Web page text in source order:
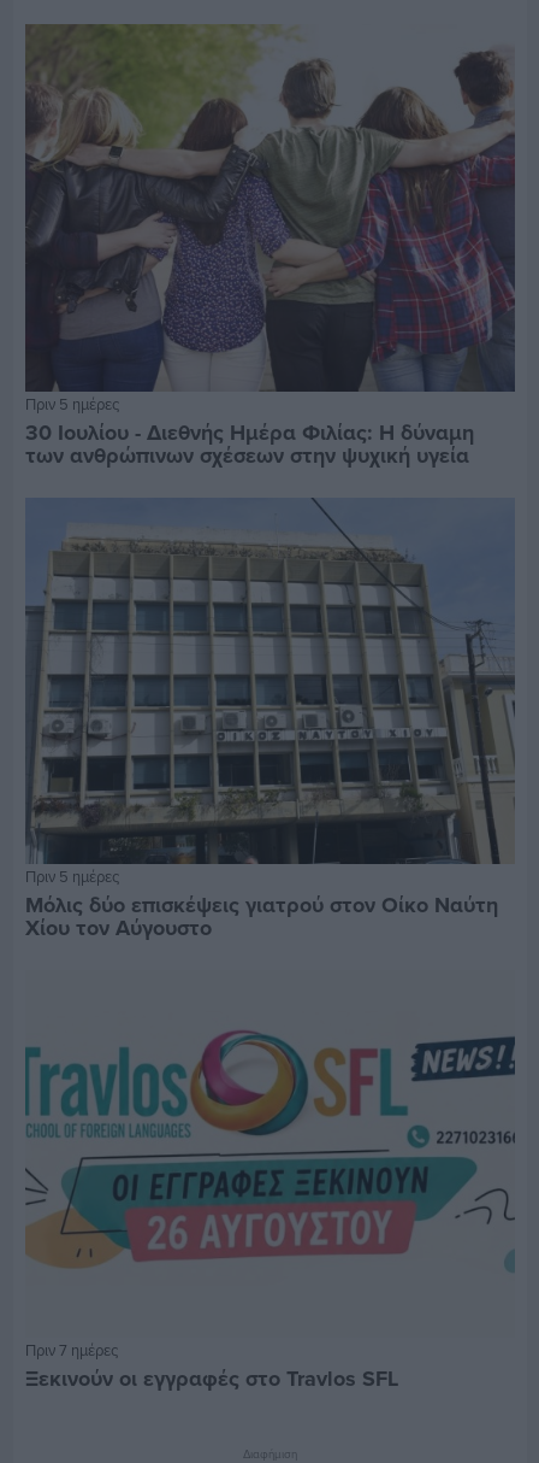
Πριν 5 ημέρες
30 Ιουλίου - Διεθνής Ημέρα Φιλίας: Η δύναμη
των ανθρώπινων σχέσεων στην ψυχική υγεία
Πριν 5 ημέρες
Μόλις δύο επισκέψεις γιατρού στον Οίκο Ναύτη
Χίου τον Αύγουστο
Πριν 7 ημέρες
Ξεκινούν οι εγγραφές στο Travlos SFL
Διαφήμιση